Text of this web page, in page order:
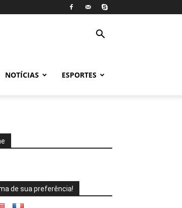
NOTÍCIAS ESPORTES
de sua preferência!